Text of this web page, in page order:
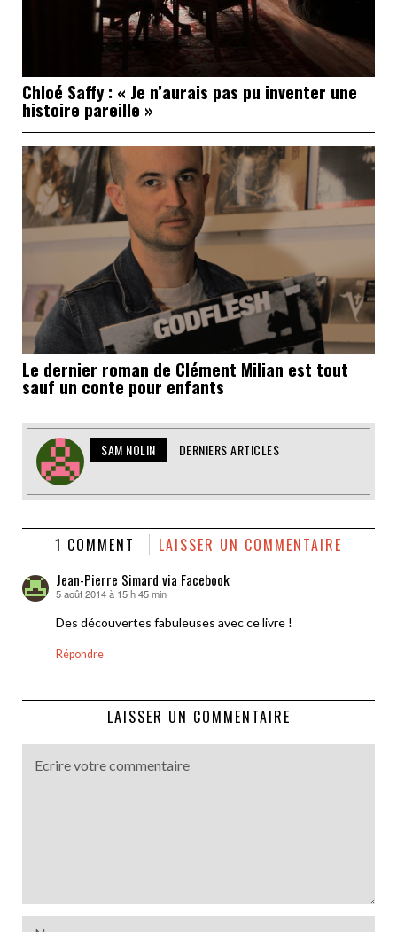
Chloé Saffy : « Je n’aurais pas pu inventer une
histoire pareille »
Le dernier roman de Clément Milian est tout
sauf un conte pour enfants
SAM NOLIN DERNIERS ARTICLES
1 COMMENT LAISSER UN COMMENTAIRE
Jean-Pierre Simard via Facebook
dit :
5 août 2014 à 15 h 45 min
Des découvertes fabuleuses avec ce livre !
Répondre
LAISSER UN COMMENTAIRE